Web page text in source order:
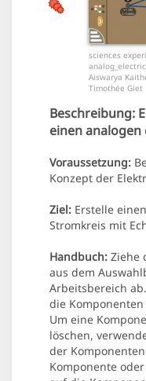
sciences
Aiswarya
Timothée Giet
Beschreibung:
einen
Voraussetzung:
Konzept der
Ziel: Erstelle
Stromkreis mit
Handbuch: Ziehe
aus dem
Arbeitsbereich
die
Um eine
löschen,
der
Komponente